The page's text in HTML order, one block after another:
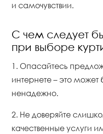
и самочувствии.
С чем следует
при выборе
1. Опасайтесь
интернете – это
ненадежно.
2. Не доверяйте
качественные услуги